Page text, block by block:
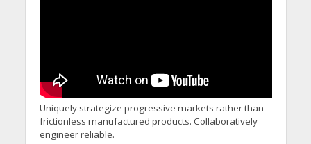
Uniquely strategize progressive markets rather than
frictionless manufactured products. Collaboratively
engineer reliable.